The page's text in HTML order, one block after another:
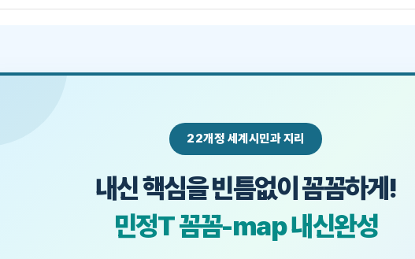
22개정 세계시민과 지리
내신 핵심을 빈틈없이 꼼꼼하게!
민정T 꼼꼼-map 내신완성